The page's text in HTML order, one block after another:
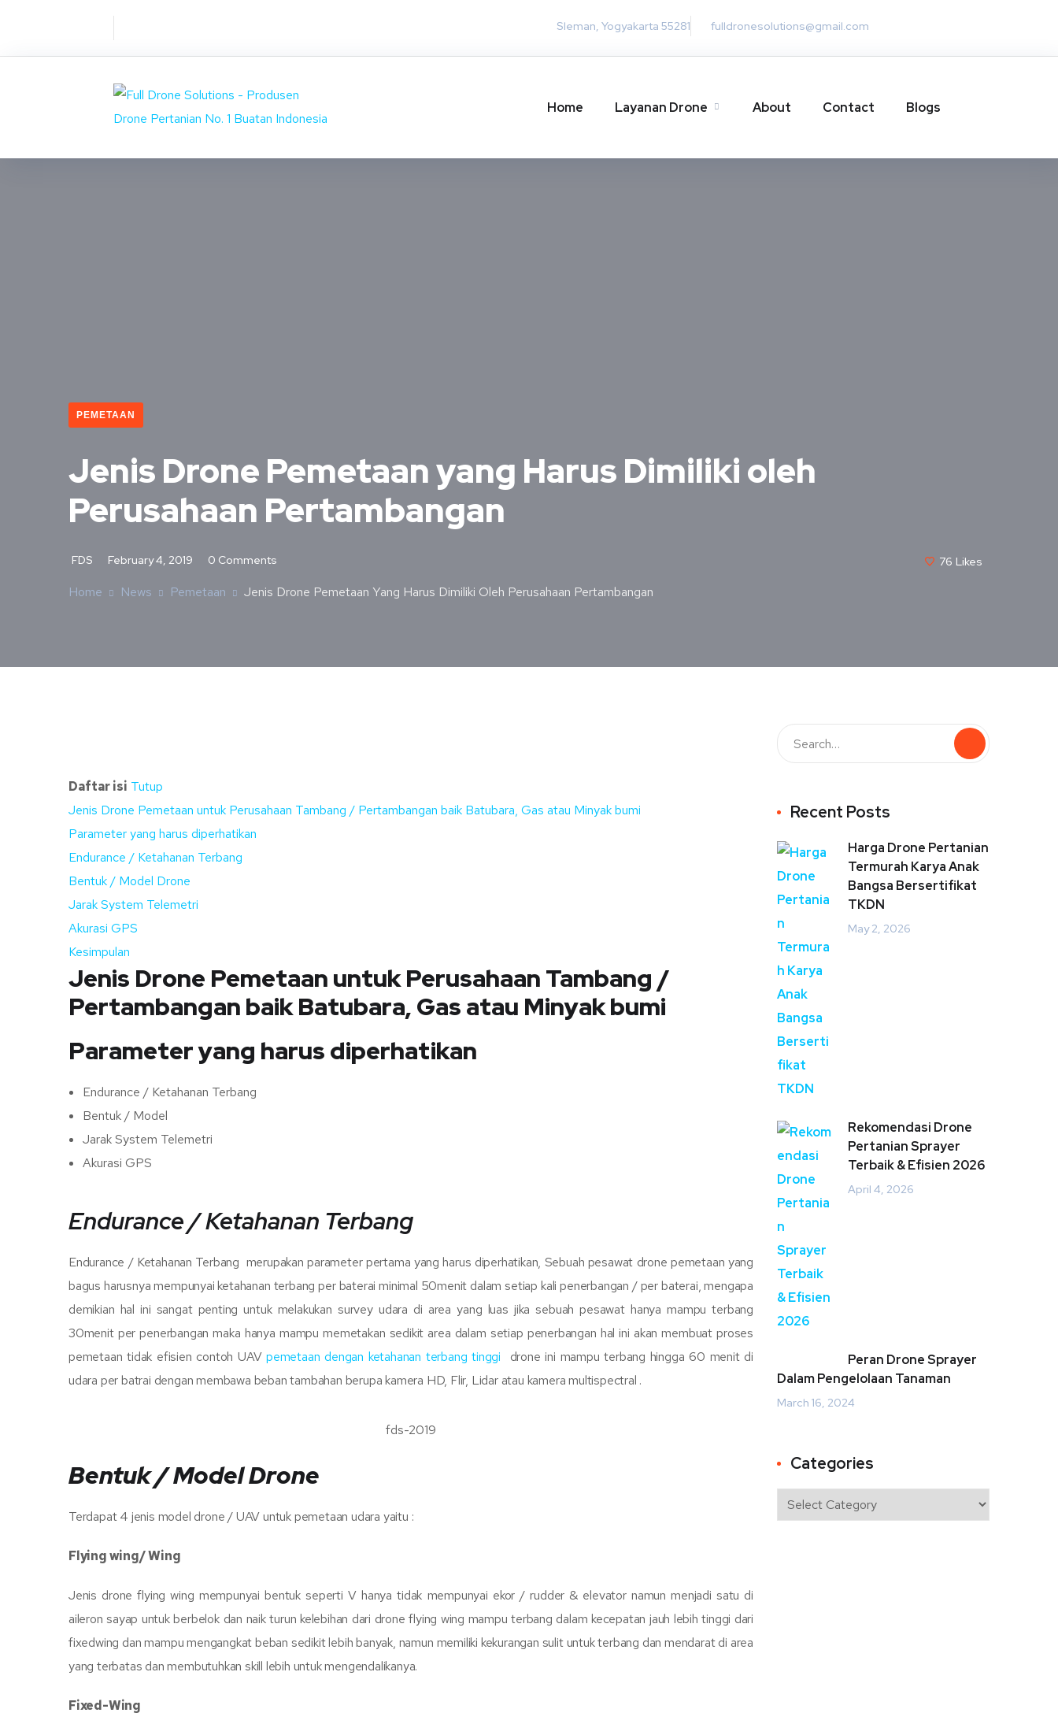
Sleman, Yogyakarta 55281 fulldronesolutions@gmail.com
Home Layanan Drone About Contact Blogs
PEMETAAN
Jenis Drone Pemetaan yang Harus Dimiliki oleh
Perusahaan Pertambangan
FDS February 4, 2019 0 Comments 76 Likes
Home News Pemetaan Jenis Drone Pemetaan Yang Harus Dimiliki Oleh Perusahaan Pertambangan
Daftar isi Tutup
Jenis Drone Pemetaan untuk Perusahaan Tambang / Pertambangan baik Batubara, Gas atau Minyak bumi
Parameter yang harus diperhatikan
Endurance / Ketahanan Terbang
Bentuk / Model Drone
Jarak System Telemetri
Akurasi GPS
Kesimpulan
Jenis Drone Pemetaan untuk Perusahaan Tambang /
Pertambangan baik Batubara, Gas atau Minyak bumi
Parameter yang harus diperhatikan
Endurance / Ketahanan Terbang
Bentuk / Model
Jarak System Telemetri
Akurasi GPS
Endurance / Ketahanan Terbang
Endurance / Ketahanan Terbang merupakan parameter pertama yang harus diperhatikan, Sebuah pesawat drone pemetaan yang
bagus harusnya mempunyai ketahanan terbang per baterai minimal 50menit dalam setiap kali penerbangan / per baterai, mengapa
demikian hal ini sangat penting untuk melakukan survey udara di area yang luas jika sebuah pesawat hanya mampu terbang
30menit per penerbangan maka hanya mampu memetakan sedikit area dalam setiap penerbangan hal ini akan membuat proses
pemetaan tidak efisien contoh UAVpemetaan dengan ketahanan terbang tinggi drone ini mampu terbang hingga 60 menit di
udara per batrai dengan membawa beban tambahan berupa kamera HD, Flir, Lidar atau kamera multispectral .
fds-2019
Bentuk / Model Drone
Terdapat 4 jenis model drone / UAV untuk pemetaan udara yaitu :
Flying wing/ Wing
Jenis drone flying wing mempunyai bentuk seperti V hanya tidak mempunyai ekor / rudder & elevator namun menjadi satu di
aileron sayap untuk berbelok dan naik turun kelebihan dari drone flying wing mampu terbang dalam kecepatan jauh lebih tinggi dari
fixedwing dan mampu mengangkat beban sedikit lebih banyak, namun memiliki kekurangan sulit untuk terbang dan mendarat di area
yang terbatas dan membutuhkan skill lebih untuk mengendalikanya.
Fixed-Wing
Recent Posts
Harga Drone Pertanian
Termurah Karya Anak
Bangsa Bersertifikat
TKDN
May 2, 2026
Rekomendasi Drone
Pertanian Sprayer
Terbaik & Efisien 2026
April 4, 2026
Peran Drone Sprayer
Dalam Pengelolaan Tanaman
March 16, 2024
Categories